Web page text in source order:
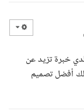
خبرة تزيد عن
أفضل تصميم